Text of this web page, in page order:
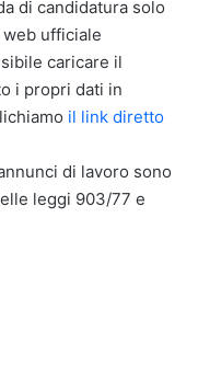
di candidatura solo
ufficiale
caricare il
i propri dati in
il link diretto
di lavoro sono
leggi 903/77 e